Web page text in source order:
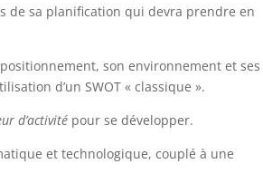
de sa planification qui devra prendre en
son environnement et ses
d’un SWOT « classique ».
d’activité pour se développer.
et technologique, couplé à une